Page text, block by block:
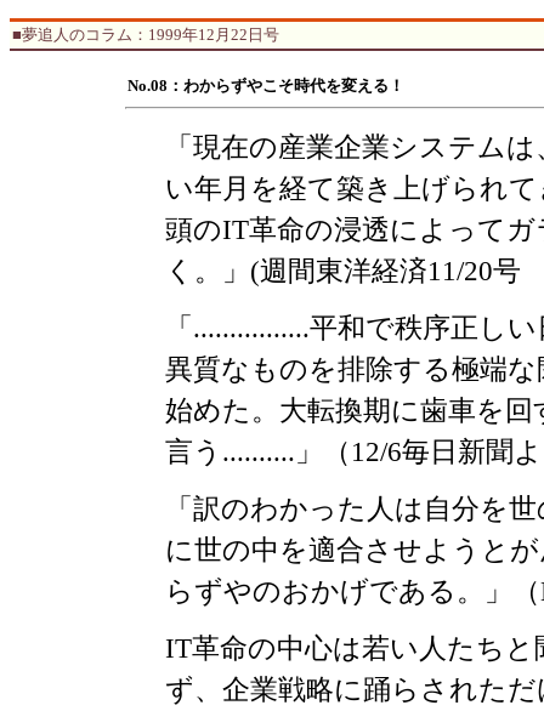
■夢追人のコラム：1999年12月22日号
No.08：わからずやこそ時代を変える！
「現在の産業企業システム
い年月を経て築き上げられ
頭のIT革命の浸透によって
く。」(週間東洋経済11/20
「................平和で秩序正し
異質なものを排除する極端
始めた。大転換期に歯車を
言う..........」（12/6毎日新聞
「訳のわかった人は自分を
に世の中を適合させようと
らずやのおかげである。」
IT革命の中心は若い人たち
ず、企業戦略に踊らされた